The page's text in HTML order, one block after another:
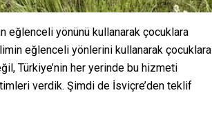
eğlenceli yönünü kullanarak çocuklara
eğlenceli yönlerini kullanarak çocuklara
Türkiye’nin her yerinde bu hizmeti
verdik. Şimdi de İsviçre’den teklif